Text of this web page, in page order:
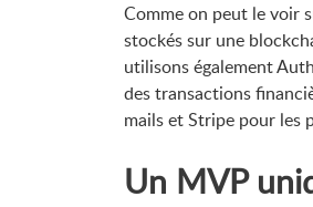
Comme on peut le voir
stockés sur une
utilisons également
des transactions
mails et Stripe pour les
Un MVP